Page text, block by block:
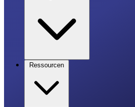
Ressourcen